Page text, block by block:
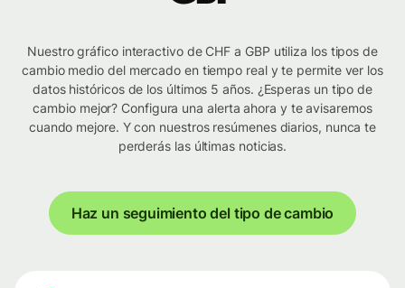
Nuestro gráfico interactivo de CHF a GBP utiliza los tipos de
cambio medio del mercado en tiempo real y te permite ver los
datos históricos de los últimos 5 años. ¿Esperas un tipo de
cambio mejor? Configura una alerta ahora y te avisaremos
cuando mejore. Y con nuestros resúmenes diarios, nunca te
perderás las últimas noticias.
Haz un seguimiento del tipo de cambio